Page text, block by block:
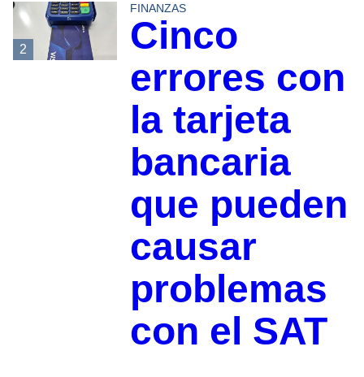
2
FINANZAS
Cinco
errores con
la tarjeta
bancaria
que pueden
causar
problemas
con el SAT